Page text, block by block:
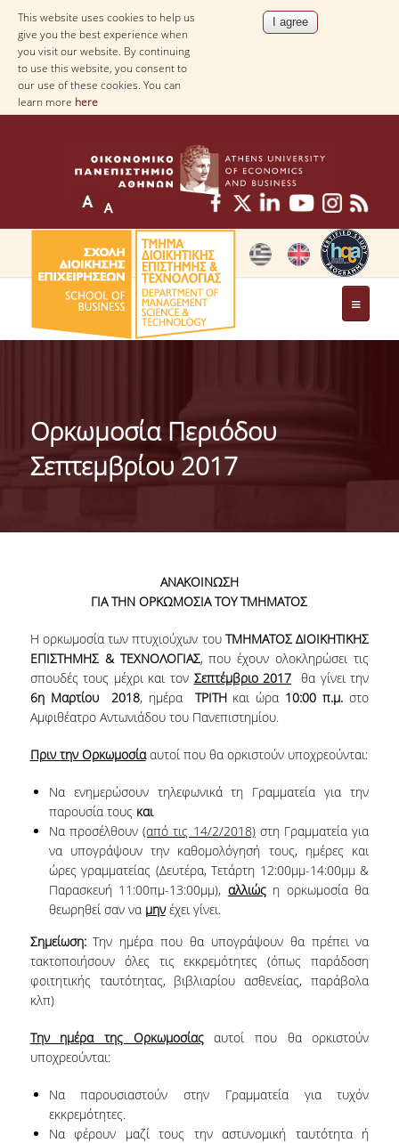
This website uses cookies to help us
give you the best experience when
you visit our website. By continuing
to use this website, you consent to
our use of these cookies. You can
learn more here
THE DEPARTMENT
IDENTITY OF THE DEPARTMENT
MISSION OF THE DEPARTMENT
ADMINISTRATION
CAREER PROSPECTS
LABORATORY INFRASTRUCTURE
FACULTY AND STAFF
FACULTY OF THE DEPARTMENT
RESIDENT FACULTY MEMBERS
VISITING PROFESSORS
LABORATORY TEACHING STAFF
SPECIAL TECHNICAL LABORATORY STAFF
POSTDOCTORAL RESEARCHERS
CURRICULUM OF THE DEPARTMENT
PROGRAM COURSES
Ορκωμοσία Περιόδου
Σεπτεμβρίου 2017
ΑΝΑΚΟΙΝΩΣΗ
ΓΙΑ ΤΗΝ ΟΡΚΩΜΟΣΙΑ ΤΟΥ ΤΜΗΜΑΤΟΣ
Η ορκωμοσία των πτυχιούχων τουΤΜΗΜΑΤΟΣ ΔΙΟΙΚΗΤΙΚΗΣ
ΕΠΙΣΤΗΜΗΣ & ΤΕΧΝΟΛΟΓΙΑΣ, που έχουν ολοκληρώσει τις
σπουδές τους μέχρι και τον Σεπτέμβριο 2017 θα γίνει την
6ηΜαρτίου 2018, ημέρα ΤΡΙΤΗκαι ώρα 10:00 π.μ.στο
Αμφιθέατρο Αντωνιάδου του Πανεπιστημίου.
Πριν την Ορκωμοσίααυτοί που θα ορκιστούν υποχρεούνται:
Να ενημερώσουν τηλεφωνικά τη Γραμματεία για την
παρουσία τους και
Να προσέλθουν(από τις 14/2/2018)στη Γραμματεία για
να υπογράψουν την καθομολόγησή τους, ημέρες και
ώρες γραμματείας (Δευτέρα, Τετάρτη 12:00μμ-14:00μμ &
Παρασκευή 11:00πμ-13:00μμ), αλλιώςη ορκωμοσία θα
θεωρηθεί σαν να μηνέχει γίνει.
Σημείωση:Την ημέρα που θα υπογράψουν θα πρέπει να
τακτοποιήσουν όλες τις εκκρεμότητες (όπως παράδοση
φοιτητικής ταυτότητας, βιβλιαρίου ασθενείας, παράβολα
κλπ)
Την ημέρα της Ορκωμοσίαςαυτοί που θα ορκιστούν
υποχρεούνται:
Να παρουσιαστούν στην Γραμματεία για τυχόν
εκκρεμότητες.
Να φέρουν μαζί τους την αστυνομική ταυτότητα ή